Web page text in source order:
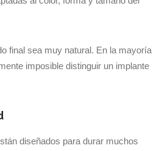
final sea muy natural. En la mayoría
imposible distinguir un implante
diseñados para durar muchos